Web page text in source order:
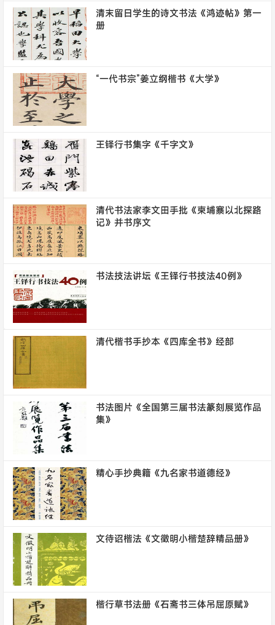
清末留日学生的诗文书法《鸿迹帖》第一
册
“一代书宗”姜立纲楷书《大学》
王铎行书集字《千字文》
清代书法家李文田手批《柬埔寨以北探路
记》并书序文
书法技法讲坛《王铎行书技法40例》
清代楷书手抄本《四库全书》经部
书法图片《全国第三届书法篆刻展览作品
集》
精心手抄典籍《九名家书道德经》
文待诏楷法《文徵明小楷楚辞精品册》
楷行草书法册《石斋书三体吊屈原赋》